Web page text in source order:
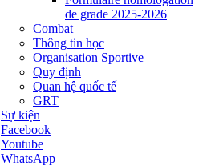
de grade 2025-2026
Combat
Thông tin học
Organisation Sportive
Quy định
Quan hệ quốc tế
GRT
Sự kiện
Facebook
Youtube
WhatsApp